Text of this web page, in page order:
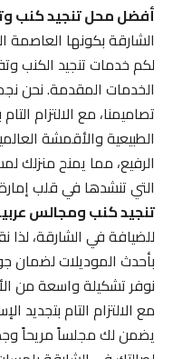
أفضل محل تنجيد كنب
الشارقة بكونها العاصمة
لكم خدمات تنجيد الكنب
الخدمات المقدمة. نحن نجمع
تصاميمنا، مع الالتزام
الطبيعية والأقمشة
الرفيع، مما يمنح منزلك
التي تنشدها في قلب إمارة
تنجيد كنب ومجالس عربية
للضيافة في الشارقة، لذا
بأحدث الموديلات لضمان
نوفر تشكيلة واسعة من
مع الالتزام التام بتجديد
يضمن لك مجلساً مريحاً